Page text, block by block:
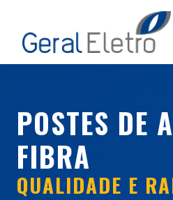
POSTES DE
FIBRA
QUALIDADE E